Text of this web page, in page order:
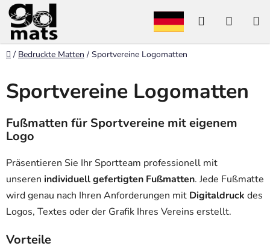
Zum
Inhalt
springen
Suchen
Startseite
/ Bedruckte Matten / Sportvereine Logomatten
Sportvereine Logomatten
Fußmatten für Sportvereine mit eigenem
Logo
Präsentieren Sie Ihr Sportteam professionell mit
unseren individuell gefertigten Fußmatten. Jede Fußmatte
wird genau nach Ihren Anforderungen mit Digitaldruck des
Logos, Textes oder der Grafik Ihres Vereins erstellt.
Vorteile